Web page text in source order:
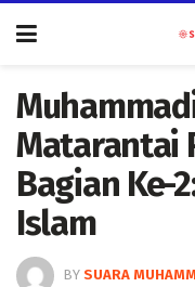
Matarantai
Bagian Ke-
Islam
BY SUARA